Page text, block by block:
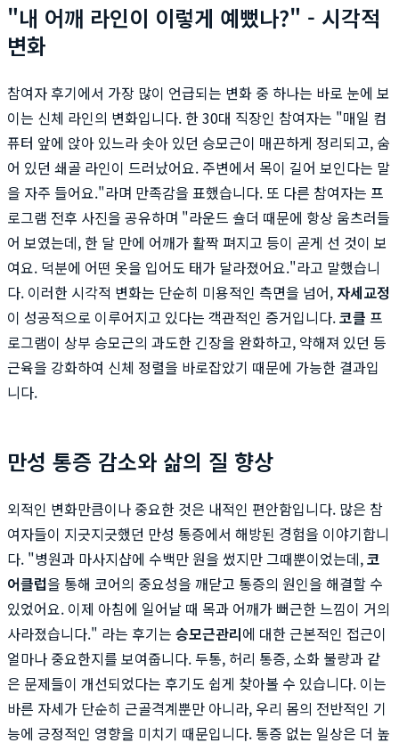
"내 어깨 라인이 이렇게 예뻤나?" - 시각적
변화
참여자 후기에서 가장 많이 언급되는 변화 중 하나는 바로 눈에 보
이는 신체 라인의 변화입니다. 한 30대 직장인 참여자는 "매일 컴
퓨터 앞에 앉아 있느라 솟아 있던 승모근이 매끈하게 정리되고, 숨
어 있던 쇄골 라인이 드러났어요. 주변에서 목이 길어 보인다는 말
을 자주 들어요."라며 만족감을 표했습니다. 또 다른 참여자는 프
로그램 전후 사진을 공유하며 "라운드 숄더 때문에 항상 움츠러들
어 보였는데, 한 달 만에 어깨가 활짝 펴지고 등이 곧게 선 것이 보
여요. 덕분에 어떤 옷을 입어도 태가 달라졌어요."라고 말했습니
다. 이러한 시각적 변화는 단순히 미용적인 측면을 넘어, 자세교정
이 성공적으로 이루어지고 있다는 객관적인 증거입니다.코클 프
로그램이 상부 승모근의 과도한 긴장을 완화하고, 약해져 있던 등
근육을 강화하여 신체 정렬을 바로잡았기 때문에 가능한 결과입
니다.
만성 통증 감소와 삶의 질 향상
외적인 변화만큼이나 중요한 것은 내적인 편안함입니다. 많은 참
여자들이 지긋지긋했던 만성 통증에서 해방된 경험을 이야기합니
다. "병원과 마사지샵에 수백만 원을 썼지만 그때뿐이었는데,코
어클럽을 통해 코어의 중요성을 깨닫고 통증의 원인을 해결할 수
있었어요. 이제 아침에 일어날 때 목과 어깨가 뻐근한 느낌이 거의
사라졌습니다." 라는 후기는 승모근관리에 대한 근본적인 접근이
얼마나 중요한지를 보여줍니다. 두통, 허리 통증, 소화 불량과 같
은 문제들이 개선되었다는 후기도 쉽게 찾아볼 수 있습니다. 이는
바른 자세가 단순히 근골격계뿐만 아니라, 우리 몸의 전반적인 기
능에 긍정적인 영향을 미치기 때문입니다. 통증 없는 일상은 더 높